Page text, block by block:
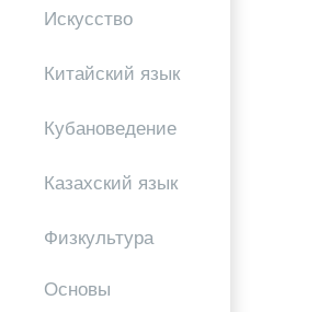
Искусство
Китайский язык
Кубановедение
Казахский язык
Физкультура
Основы